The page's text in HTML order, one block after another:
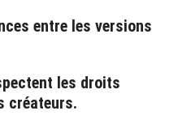
entre les versions
les droits
créateurs.